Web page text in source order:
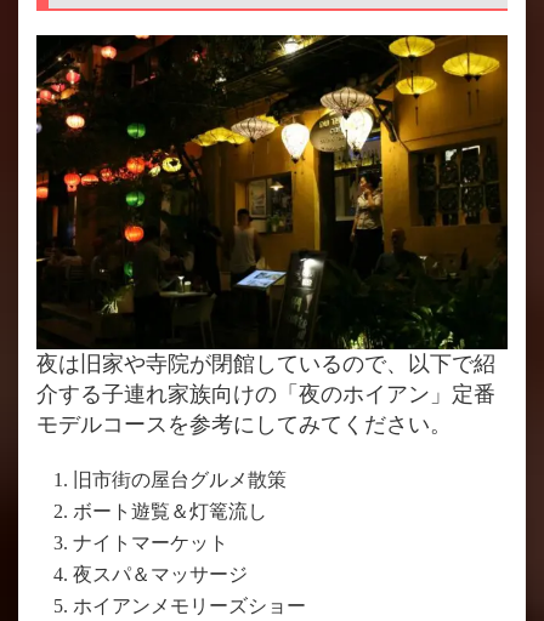
夜は旧家や寺院が閉館しているので、以下で紹
介する子連れ家族向けの「夜のホイアン」定番
モデルコースを参考にしてみてください。
旧市街の屋台グルメ散策
ボート遊覧＆灯篭流し
ナイトマーケット
夜スパ＆マッサージ
ホイアンメモリーズショー